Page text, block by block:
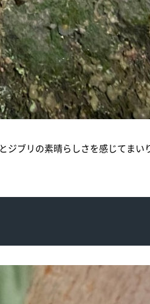
ジブリの素晴らしさを感じてまい